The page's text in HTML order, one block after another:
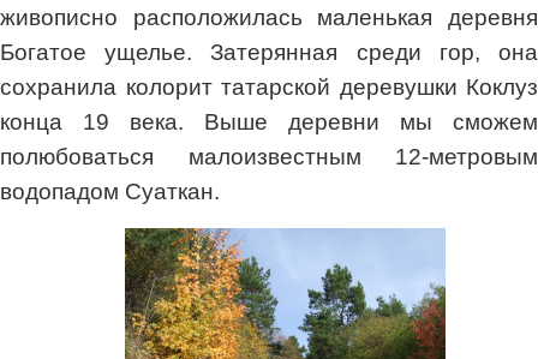
живописно расположилась маленькая деревня
Богатое ущелье. Затерянная среди гор, она
сохранила колорит татарской деревушки Коклуз
конца 19 века. Выше деревни мы сможем
полюбоваться малоизвестным 12-метровым
водопадом Суаткан.